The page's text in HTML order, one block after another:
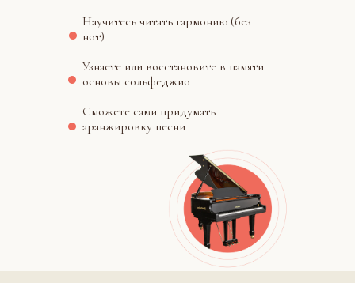
Научитесь читать гармонию (без
нот)
Узнаете или восстановите в памяти
основы сольфеджио
Сможете сами придумать
аранжировку песни